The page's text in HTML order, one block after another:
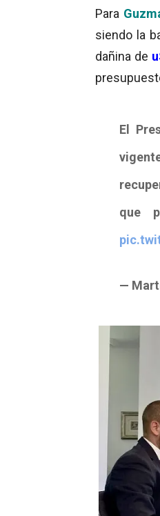
Para
siendo la
dañina de
El
que
—